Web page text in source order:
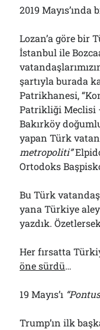
2019
Lozan’a göre bir
İstanbul ile
şartıyla burada
Patrikhanesi,
Patrikliği Meclisi
Bakırköy
yapan Türk
metropoliti”
Ortodoks
Bu Türk
yana Türkiye
yazdık.
Her fırsatta
öne sürdü…
19 Mayıs’ı
Trump’ın ilk